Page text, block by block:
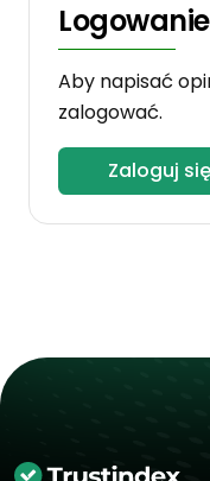
Aby napisać
zalogować.
Zaloguj się